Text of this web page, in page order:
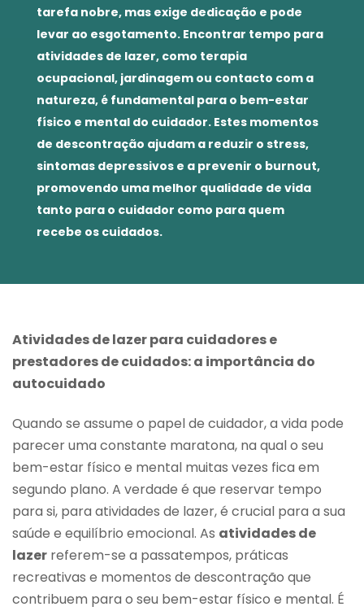
tarefa nobre, mas exige dedicação e pode
levar ao esgotamento. Encontrar tempo para
atividades de lazer, como terapia
ocupacional, jardinagem ou contacto com a
natureza, é fundamental para o bem-estar
físico e mental do cuidador. Estes momentos
de descontração ajudam a reduzir o stress,
sintomas depressivos e a prevenir o burnout,
promovendo uma melhor qualidade de vida
tanto para o cuidador como para quem
recebe os cuidados.
Atividades de lazer para cuidadores e
prestadores de cuidados: a importância do
autocuidado
Quando se assume o papel de cuidador, a vida pode
parecer uma constante maratona, na qual o seu
bem-estar físico e mental muitas vezes fica em
segundo plano. A verdade é que reservar tempo
para si, para atividades de lazer, é crucial para a sua
saúde e equilíbrio emocional. As atividades de
lazer referem-se a passatempos, práticas
recreativas e momentos de descontração que
contribuem para o seu bem-estar físico e mental. É